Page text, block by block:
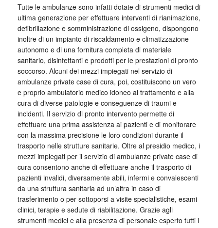
Tutte le ambulanze sono infatti dotate di strumenti medici di
ultima generazione per effettuare interventi di rianimazione,
defibrillazione e somministrazione di ossigeno, dispongono
inoltre di un impianto di riscaldamento e climatizzazione
autonomo e di una fornitura completa di materiale
sanitario, disinfettanti e prodotti per le prestazioni di pronto
soccorso. Alcuni dei mezzi impiegati nel servizio di
ambulanze private case di cura, poi, costituiscono un vero
e proprio ambulatorio medico idoneo al trattamento e alla
cura di diverse patologie e conseguenze di traumi e
incidenti. Il servizio di pronto intervento permette di
effettuare una prima assistenza ai pazienti e di monitorare
con la massima precisione le loro condizioni durante il
trasporto nelle strutture sanitarie. Oltre al presidio medico, i
mezzi impiegati per il servizio di ambulanze private case di
cura consentono anche di effettuare anche il trasporto di
pazienti invalidi, diversamente abili, infermi e convalescenti
da una struttura sanitaria ad un’altra in caso di
trasferimento o per sottoporsi a visite specialistiche, esami
clinici, terapie e sedute di riabilitazione. Grazie agli
strumenti medici e alla presenza di personale esperto tutti i